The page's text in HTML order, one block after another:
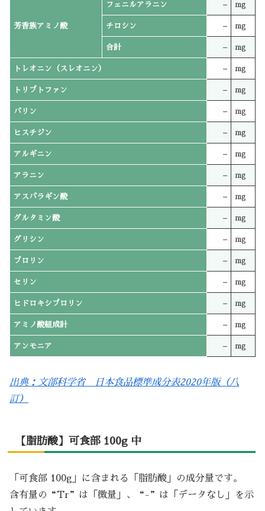
芳香族アミノ酸
フェニルアラニン – mg
チロシン – mg
合計 – mg
トレオニン（スレオニン） – mg
トリプトファン – mg
バリン – mg
ヒスチジン – mg
アルギニン – mg
アラニン – mg
アスパラギン酸 – mg
グルタミン酸 – mg
グリシン – mg
プロリン – mg
セリン – mg
ヒドロキシプロリン – mg
アミノ酸組成計 – mg
アンモニア – mg
出典：文部科学省 日本食品標準成分表2020年版（八
訂）
【脂肪酸】可食部 100g 中
「可食部 100g」に含まれる「脂肪酸」の成分量です。
含有量の“Tr”は「微量」、“-”は「データなし」を示